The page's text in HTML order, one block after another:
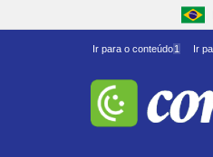
Ir para o conteúdo1 Ir